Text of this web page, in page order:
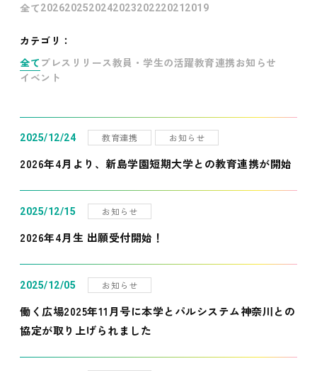
全て202620252024202320222021 2019
カテゴリ：
全て プレスリリース教員・学生の活躍教育連携お知らせ
イベント
2025/12/24 教育連携 お知らせ
2026年4月より、新島学園短期大学との教育連携が開始
2025/12/15 お知らせ
2026年4月生 出願受付開始！
2025/12/05 お知らせ
働く広場2025年11月号に本学とパルシステム神奈川との
協定が取り上げられました